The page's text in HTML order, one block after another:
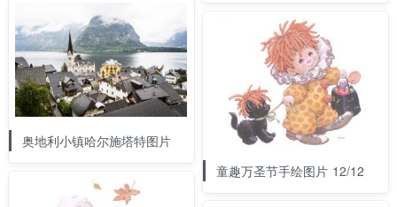
奥地利小镇哈尔施塔特图片
童趣万圣节手绘图片 12/12